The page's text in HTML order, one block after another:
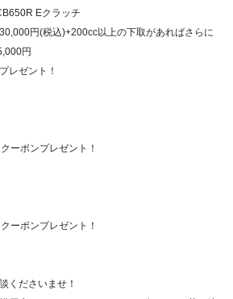
Eクラッチ
円(税込)+200cc以上の下取があればさらに
円
レゼント！
ーポンプレゼント！
ーポンプレゼント！
くださいませ！